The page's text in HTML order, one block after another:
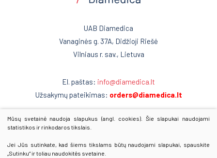
UAB Diamedica
Vanaginės g. 37A, Didžioji Riešė
Vilniaus r. sav., Lietuva
El. paštas: info@diamedica.lt
Užsakymų pateikimas: orders@diamedica.lt
www.diamedica.lv
Mūsų svetainė naudoja slapukus (angl. cookies). Šie slapukai naudojami
statistikos ir rinkodaros tikslais.
Jei Jūs sutinkate, kad šiems tikslams būtų naudojami slapukai, spauskite
„Sutinku“ ir toliau naudokitės svetaine.